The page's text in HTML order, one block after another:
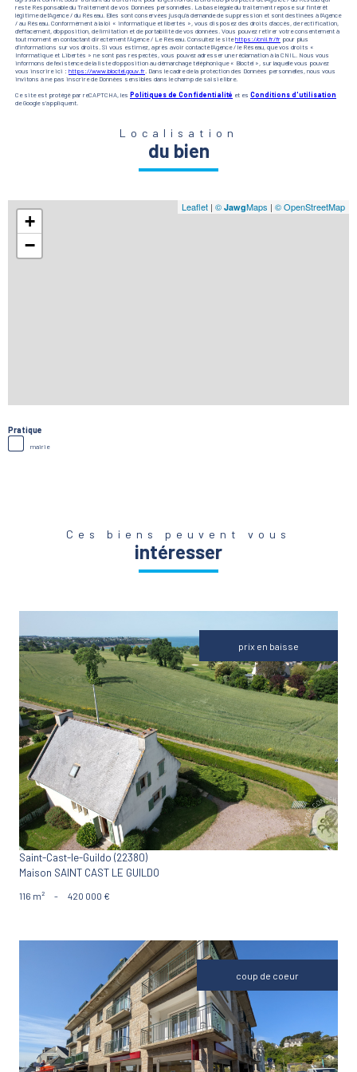
reste Responsable du Traitement de vos Données personnelles. La base légale du traitement repose sur l'intérêt
légitime de l'Agence / du Réseau. Elles sont conservées jusqu'à demande de suppression et sont destinées à l'Agence
/ au Réseau. Conformément à la loi « informatique et libertés », vous disposez des droits d’accès, de rectification,
d’effacement, d’opposition, de limitation et de portabilité de vos données. Vous pouvez retirer votre consentement à
tout moment en contactant directement l’Agence / Le Réseau. Consultez le sitehttps://cnil.fr/fr pour plus
d’informations sur vos droits. Si vous estimez, après avoir contacté l'Agence / le Réseau, que vos droits «
Informatique et Libertés » ne sont pas respectés, vous pouvez adresser une réclamation à la CNIL. Nous vous
informons de l’existence de la liste d'opposition au démarchage téléphonique « Bloctel », sur laquelle vous pouvez
vous inscrire ici : https://www.bloctel.gouv.fr . Dans le cadre de la protection des Données personnelles, nous vous
invitons à ne pas inscrire de Données sensibles dans le champ de saisie libre.
Ce site est protégé par reCAPTCHA, les Politiques de Confidentialité et es Conditions d'utilisation
de Google s'appliquent.
Localisation
du bien
+
−
Leaflet | © JawgMaps | © OpenStreetMap
Pratique
mairie
Ces biens peuvent vous
intéresser
prix en baisse
VOIR LE BIEN
Saint-Cast-le-Guildo (22380)
Maison SAINT CAST LE GUILDO
116 m² - 420 000 €
coup de coeur
VOIR LE BIEN